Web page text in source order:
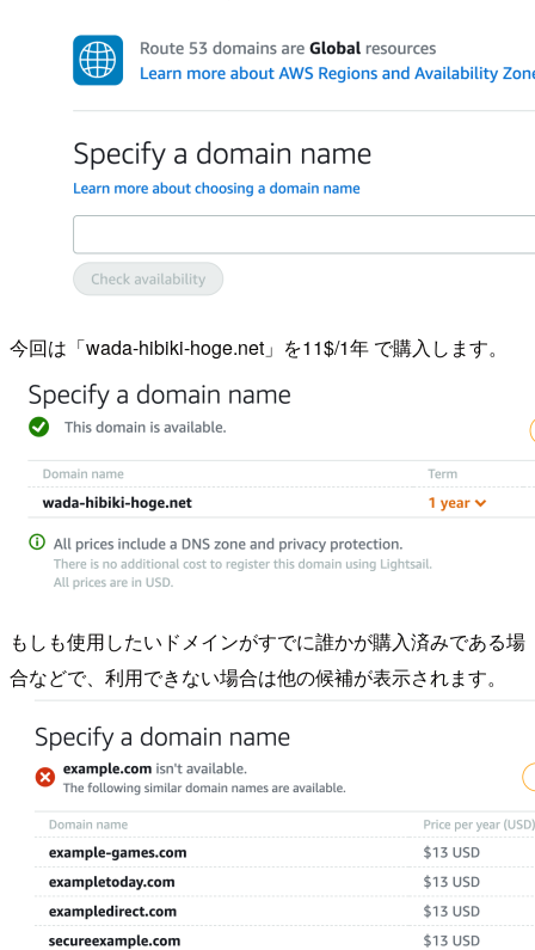
今回は「wada-hibiki-hoge.net」を11$/1年 で購入します。
もしも使用したいドメインがすでに誰かが購入済みである場
合などで、利用できない場合は他の候補が表示されます。